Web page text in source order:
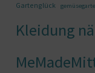
Gartenglück
Kleidung